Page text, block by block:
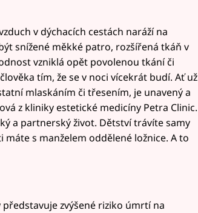
v dýchacích cestách naráží na
snížené měkké patro, rozšířená tkáň v
vzniklá opět povolenou tkání či
tím, že se v noci vícekrát budí. Ať už
mlaskáním či třesením, je unavený a
z kliniky estetické medicíny Petra Clinic.
a partnerský život. Dětství trávíte samy
s manželem oddělené ložnice. A to
zvýšené riziko úmrtí na